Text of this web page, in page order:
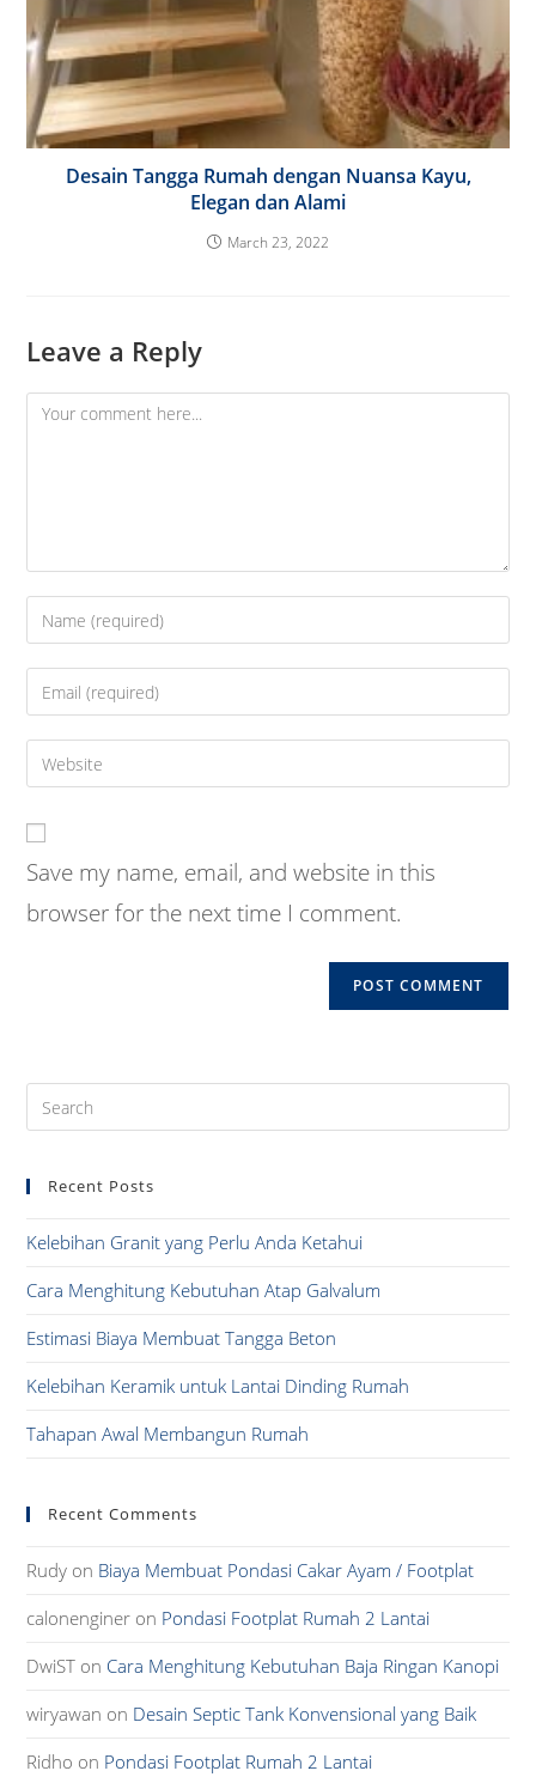
Desain Tangga Rumah dengan Nuansa Kayu,
Elegan dan Alami
March 23, 2022
Leave a Reply
Comment
Enter
your
name
comment
Enter
your
email
address
comment
Enter
your
URL
(optional)
Save my name, email, and website in this
browser for the next time I comment.
Recent Posts
Kelebihan Granit yang Perlu Anda Ketahui
Cara Menghitung Kebutuhan Atap Galvalum
Estimasi Biaya Membuat Tangga Beton
Kelebihan Keramik untuk Lantai Dinding Rumah
Tahapan Awal Membangun Rumah
Recent Comments
Rudy on Biaya Membuat Pondasi Cakar Ayam / Footplat
calonenginer on Pondasi Footplat Rumah 2 Lantai
DwiST on Cara Menghitung Kebutuhan Baja Ringan Kanopi
wiryawan on Desain Septic Tank Konvensional yang Baik
Ridho on Pondasi Footplat Rumah 2 Lantai